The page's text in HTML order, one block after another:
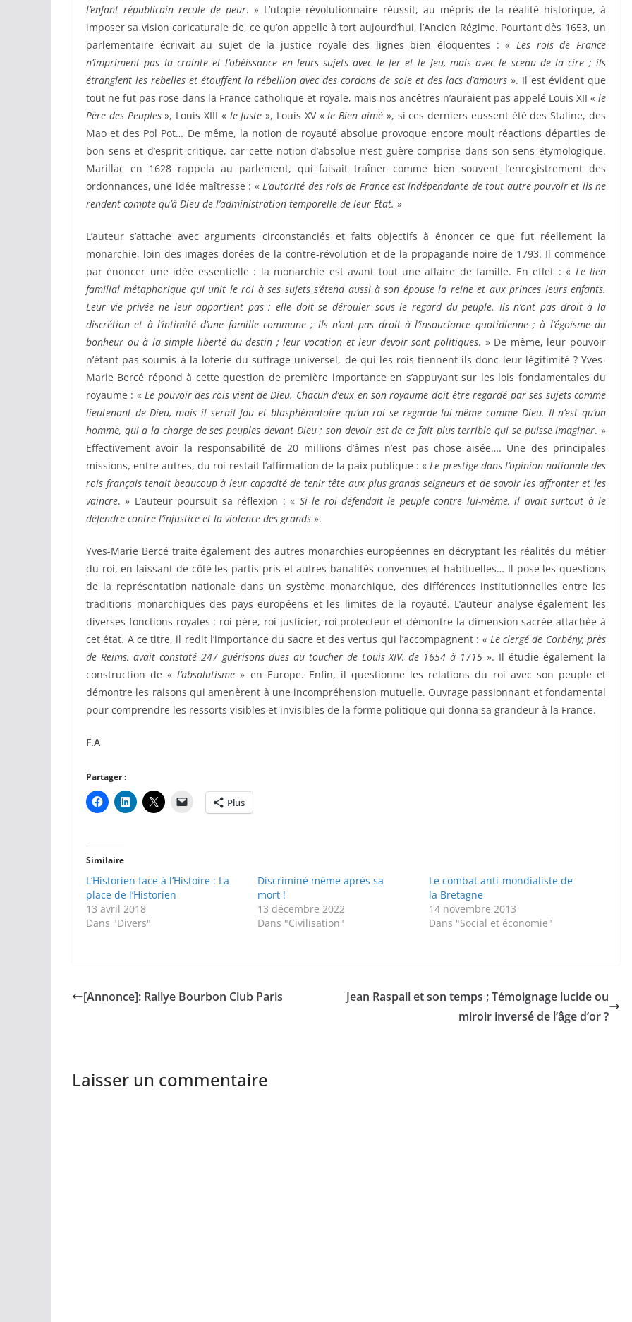
l’enfant républicain recule de peur. » L’utopie révolutionnaire réussit, au mépris de la réalité historique, à
imposer sa vision caricaturale de, ce qu’on appelle à tort aujourd’hui, l’Ancien Régime. Pourtant dès 1653, un
parlementaire écrivait au sujet de la justice royale des lignes bien éloquentes : «Les rois de France
n’impriment pas la crainte et l’obéissance en leurs sujets avec le fer et le feu, mais avec le sceau de la cire ; ils
étranglent les rebelles et étouffent la rébellion avec des cordons de soie et des lacs d’amours». Il est évident que
tout ne fut pas rose dans la France catholique et royale, mais nos ancêtres n’auraient pas appelé Louis XII « le
Père des Peuples», Louis XIII « le Juste», Louis XV «le Bien aimé», si ces derniers eussent été des Staline, des
Mao et des Pol Pot… De même, la notion de royauté absolue provoque encore moult réactions départies de
bon sens et d’esprit critique, car cette notion d’absolue n’est guère comprise dans son sens étymologique.
Marillac en 1628 rappela au parlement, qui faisait traîner comme bien souvent l’enregistrement des
ordonnances, une idée maîtresse : «L’autorité des rois de France est indépendante de tout autre pouvoir et ils ne
rendent compte qu’à Dieu de l’administration temporelle de leur Etat. »
L’auteur s’attache avec arguments circonstanciés et faits objectifs à énoncer ce que fut réellement la
monarchie, loin des images dorées de la contre-révolution et de la propagande noire de 1793. Il commence
par énoncer une idée essentielle : la monarchie est avant tout une affaire de famille. En effet : « Le lien
familial métaphorique qui unit le roi à ses sujets s’étend aussi à son épouse la reine et aux princes leurs enfants.
Leur vie privée ne leur appartient pas ; elle doit se dérouler sous le regard du peuple. Ils n’ont pas droit à la
discrétion et à l’intimité d’une famille commune ; ils n’ont pas droit à l’insouciance quotidienne ; à l’égoïsme du
bonheur ou à la simple liberté du destin ; leur vocation et leur devoir sont politiques. » De même, leur pouvoir
n’étant pas soumis à la loterie du suffrage universel, de qui les rois tiennent-ils donc leur légitimité ? Yves-
Marie Bercé répond à cette question de première importance en s’appuyant sur les lois fondamentales du
royaume : «Le pouvoir des rois vient de Dieu. Chacun d’eux en son royaume doit être regardé par ses sujets comme
lieutenant de Dieu, mais il serait fou et blasphématoire qu’un roi se regarde lui-même comme Dieu. Il n’est qu’un
homme, qui a la charge de ses peuples devant Dieu ; son devoir est de ce fait plus terrible qui se puisse imaginer. »
Effectivement avoir la responsabilité de 20 millions d’âmes n’est pas chose aisée…. Une des principales
missions, entre autres, du roi restait l’affirmation de la paix publique : «Le prestige dans l’opinion nationale des
rois français tenait beaucoup à leur capacité de tenir tête aux plus grands seigneurs et de savoir les affronter et les
vaincre. » L’auteur poursuit sa réflexion : « Si le roi défendait le peuple contre lui-même, il avait surtout à le
défendre contre l’injustice et la violence des grands ».
Yves-Marie Bercé traite également des autres monarchies européennes en décryptant les réalités du métier
du roi, en laissant de côté les partis pris et autres banalités convenues et habituelles… Il pose les questions
de la représentation nationale dans un système monarchique, des différences institutionnelles entre les
traditions monarchiques des pays européens et les limites de la royauté. L’auteur analyse également les
diverses fonctions royales : roi père, roi justicier, roi protecteur et démontre la dimension sacrée attachée à
cet état. A ce titre, il redit l’importance du sacre et des vertus qui l’accompagnent : « Le clergé de Corbény, près
de Reims, avait constaté 247 guérisons dues au toucher de Louis XIV, de 1654 à 1715 ». Il étudie également la
construction de «l’absolutisme » en Europe. Enfin, il questionne les relations du roi avec son peuple et
démontre les raisons qui amenèrent à une incompréhension mutuelle. Ouvrage passionnant et fondamental
pour comprendre les ressorts visibles et invisibles de la forme politique qui donna sa grandeur à la France.
F.A
Partager :
Plus
Similaire
L’Historien face à l’Histoire : La
place de l’Historien
13 avril 2018
Dans "Divers"
Discriminé même après sa
mort !
13 décembre 2022
Dans "Civilisation"
Le combat anti-mondialiste de
la Bretagne
14 novembre 2013
Dans "Social et économie"
[Annonce]: Rallye Bourbon Club Paris
Jean Raspail et son temps ; Témoignage lucide ou
miroir inversé de l’âge d’or ?
Laisser un commentaire